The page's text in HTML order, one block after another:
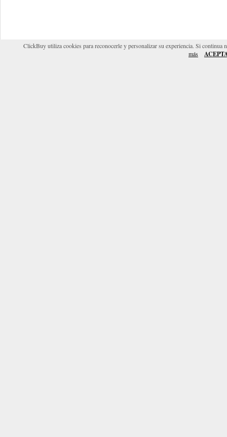
ClickBuy utiliza cookies para reconocerle y personalizar su experiencia. Si continua
más